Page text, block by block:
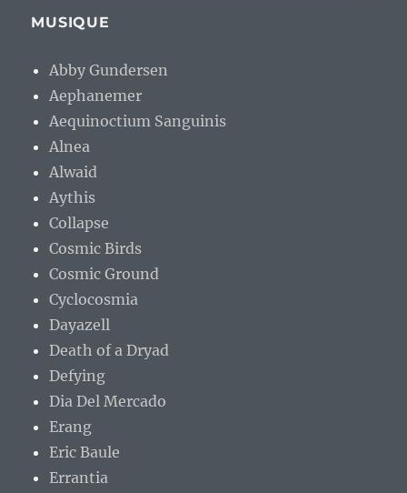
MUSIQUE
Abby Gundersen
Aephanemer
Aequinoctium Sanguinis
Alnea
Alwaid
Aythis
Collapse
Cosmic Birds
Cosmic Ground
Cyclocosmia
Dayazell
Death of a Dryad
Defying
Dia Del Mercado
Erang
Eric Baule
Errantia